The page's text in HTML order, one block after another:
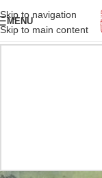
Skip to navigation
Skip to main content
MENU